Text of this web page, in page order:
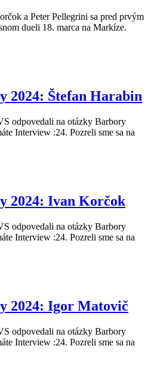
a Peter Pellegrini sa pred prvým
dueli 18. marca na Markíze.
2024: Štefan Harabin
odpovedali na otázky Barbory
Interview :24. Pozreli sme sa na
2024: Ivan Korčok
odpovedali na otázky Barbory
Interview :24. Pozreli sme sa na
2024: Igor Matovič
odpovedali na otázky Barbory
Interview :24. Pozreli sme sa na